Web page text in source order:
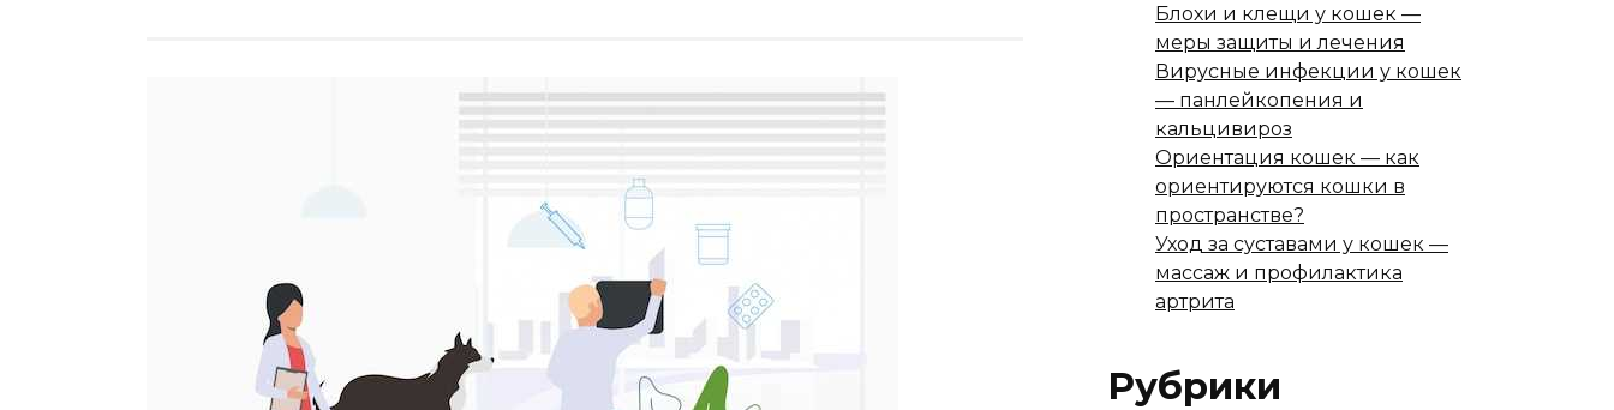
Блохи и клещи у кошек —
меры защиты и лечения
Вирусные инфекции у кошек
— панлейкопения и
кальцивироз
Ориентация кошек — как
ориентируются кошки в
пространстве?
Уход за суставами у кошек —
массаж и профилактика
артрита
Рубрики